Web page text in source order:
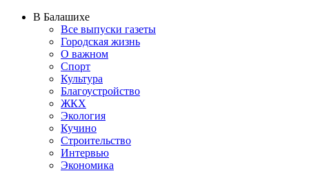
В Балашихе
Все выпуски газеты
Городская жизнь
О важном
Спорт
Культура
Благоустройство
ЖКХ
Экология
Кучино
Строительство
Интервью
Экономика